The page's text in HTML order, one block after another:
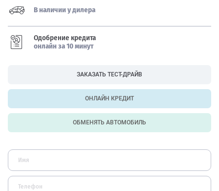
В наличии у дилера
Одобрение кредита
онлайн за 10 минут
ЗАКАЗАТЬ ТЕСТ-ДРАЙВ
ОНЛАЙН КРЕДИТ
ОБМЕНЯТЬ АВТОМОБИЛЬ